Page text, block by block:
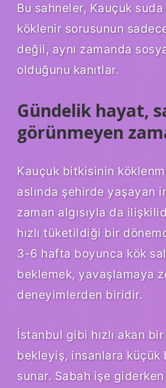
Bu sahneler, Kauçuk
köklenir sorusunun
değil, aynı zamanda
olduğunu kanıtlar.
Gündelik hayat,
görünmeyen
Kauçuk bitkisinin
aslında şehirde yaşayan
zaman algısıyla da
hızlı tüketildiği bir
3-6 hafta boyunca kök
beklemek, yavaşlamaya
deneyimlerden biridir.
İstanbul gibi hızlı akan
bekleyiş, insanlara küçük
sunar. Sabah işe